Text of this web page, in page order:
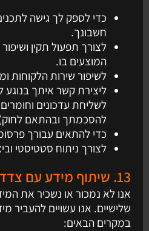
כדי לספק לך גישה
חשבונך.
לצורך תפעול תקין
המוצעים בו.
לשיפור שירות הלקוחות
ליצירת קשר איתך בנוגע
לשליחת עדכונים וחומרים
להסכמתך ובהתאם
כדי להתאים עבורך
לצורך ניתוח סטטיסטי
13. שיתוף מידע עם צדדים שלישיים
אנו לא נמכור או נשכיר את
שלישיים. אנו עשויים להעביר
במקרים הבאים: